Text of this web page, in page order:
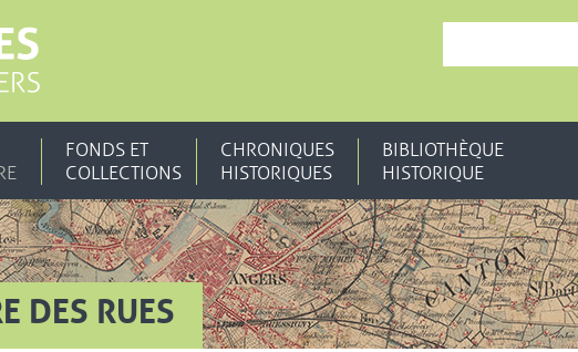
FONDS ET
COLLECTIONS
CHRONIQUES
HISTORIQUES
BIBLIOTHÈQUE
HISTORIQUE
DES RUES